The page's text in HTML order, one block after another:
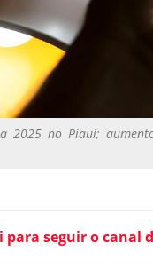
2025 no Piauí;
para seguir o canal